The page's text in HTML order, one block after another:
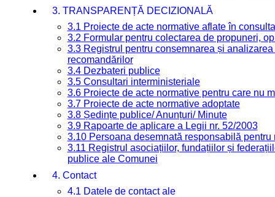
3. TRANSPARENȚĂ DECIZIONALĂ
3.1 Proiecte de acte normative aflate în
3.2 Formular pentru colectarea de propuneri,
3.3 Registrul pentru consemnarea și
recomandărilor
3.4 Dezbateri publice
3.5 Consultari interministeriale
3.6 Proiecte de acte normative pentru care nu
3.7 Proiecte de acte normative adoptate
3.8 Ședințe publice/ Anunțuri/ Minute
3.9 Rapoarte de aplicare a Legii nr. 52/2003
3.10 Persoana desemnată responsabilă
3.11 Registrul asociațiilor, fundațiilor și
publice ale Comunei
4. Contact
4.1 Datele de contact ale